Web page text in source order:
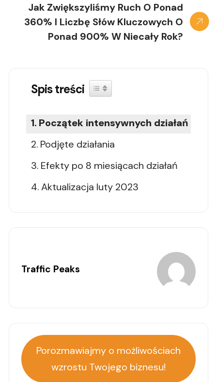
Jak Zwiększyliśmy Ruch O Ponad
360% I Liczbę Słów Kluczowych O
Ponad 900% W Niecały Rok?
Spis treści Toggle Table of Content
Początek intensywnych działań
Podjęte działania
Efekty po 8 miesiącach działań
Aktualizacja luty 2023
Traffic Peaks
Porozmawiajmy o możliwościach
wzrostu Twojego biznesu!